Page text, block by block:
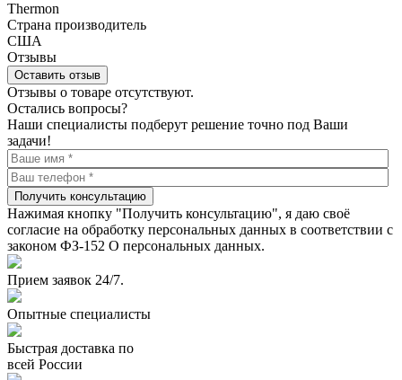
Thermon
Страна производитель
США
Отзывы
Оставить отзыв
Отзывы о товаре отсутствуют.
Остались вопросы?
Наши специалисты подберут решение точно под Ваши
задачи!
Получить консультацию
Нажимая кнопку "Получить консультацию", я даю своё
согласие на обработку персональных данных в соответствии с
законом ФЗ-152 О персональных данных.
Прием заявок 24/7.
Опытные специалисты
Быстрая доставка по
всей России